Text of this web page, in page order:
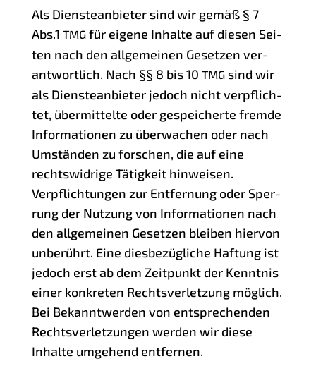
Als Diens­te­an­bie­ter sind wir gemäß § 7
Abs.1 TMGfür eige­ne Inhal­te auf die­sen Sei­
ten nach den all­ge­mei­nen Geset­zen ver­
ant­wort­lich. Nach §§ 8 bis 10 TMGsind wir
als Diens­te­an­bie­ter jedoch nicht ver­pflich­
tet, über­mit­tel­te oder gespei­cher­te frem­de
Infor­ma­tio­nen zu über­wa­chen oder nach
Umstän­den zu for­schen, die auf eine
rechts­wid­ri­ge Tätig­keit hinweisen.
Ver­pflich­tun­gen zur Ent­fer­nung oder Sper­
rung der Nut­zung von Infor­ma­tio­nen nach
den all­ge­mei­nen Geset­zen blei­ben hier­von
unbe­rührt. Eine dies­be­züg­li­che Haf­tung ist
jedoch erst ab dem Zeit­punkt der Kennt­nis
einer kon­kre­ten Rechts­ver­let­zung mög­lich.
Bei Bekannt­wer­den von ent­spre­chen­den
Rechts­ver­let­zun­gen wer­den wir die­se
Inhal­te umge­hend entfernen.